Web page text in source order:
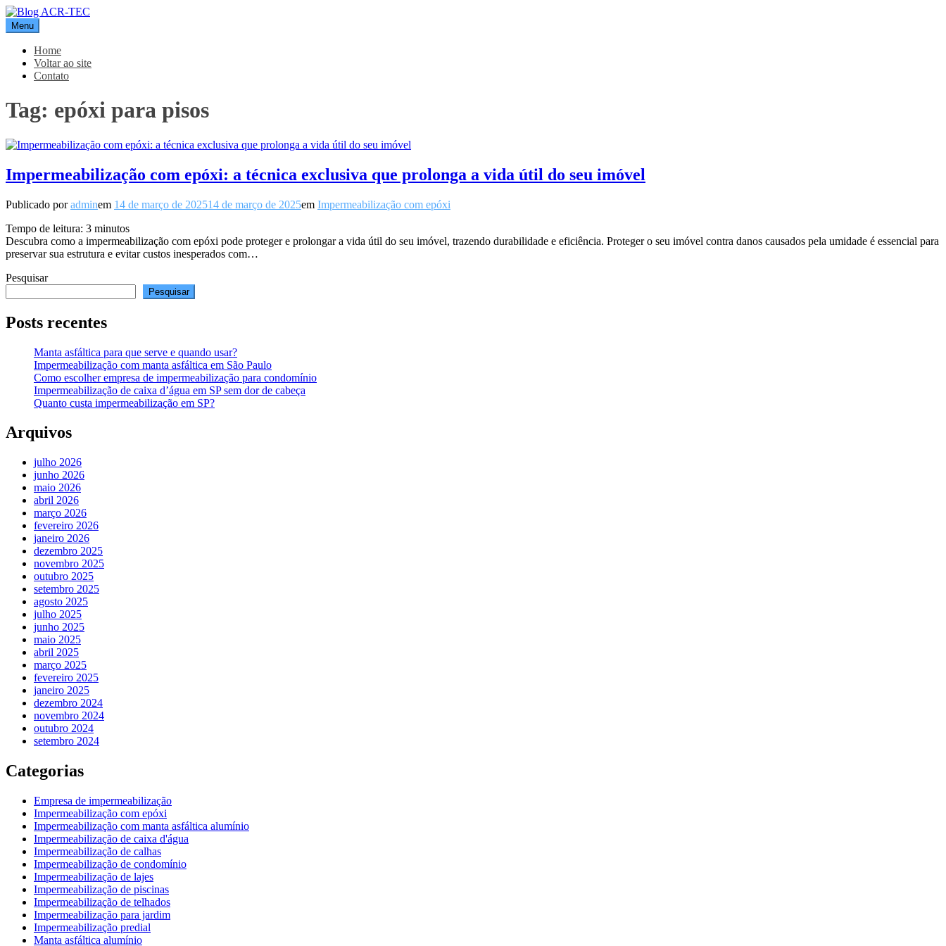
Pular
para
o
conteúdo
Blog ACR-TEC
Menu
Home
Voltar ao site
Contato
Tag: epóxi para pisos
Impermeabilização com epóxi: a técnica exclusiva que prolonga a vida útil do seu imóvel
Publicado poradminem 14 de março de 202514 de março de 2025em Impermeabilização com epóxi
Tempo de leitura: 3 minutos
Descubra como a impermeabilização com epóxi pode proteger e prolongar a vida útil do seu imóvel, trazendo durabilidade e eficiência. Proteger o seu imóvel contra danos causados pela umidade é essencial para
preservar sua estrutura e evitar custos inesperados com…
Pesquisar
Pesquisar
Posts recentes
Manta asfáltica para que serve e quando usar?
Impermeabilização com manta asfáltica em São Paulo
Como escolher empresa de impermeabilização para condomínio
Impermeabilização de caixa d’água em SP sem dor de cabeça
Quanto custa impermeabilização em SP?
Arquivos
julho 2026
junho 2026
maio 2026
abril 2026
março 2026
fevereiro 2026
janeiro 2026
dezembro 2025
novembro 2025
outubro 2025
setembro 2025
agosto 2025
julho 2025
junho 2025
maio 2025
abril 2025
março 2025
fevereiro 2025
janeiro 2025
dezembro 2024
novembro 2024
outubro 2024
setembro 2024
Categorias
Empresa de impermeabilização
Impermeabilização com epóxi
Impermeabilização com manta asfáltica alumínio
Impermeabilização de caixa d'água
Impermeabilização de calhas
Impermeabilização de condomínio
Impermeabilização de lajes
Impermeabilização de piscinas
Impermeabilização de telhados
Impermeabilização para jardim
Impermeabilização predial
Manta asfáltica alumínio